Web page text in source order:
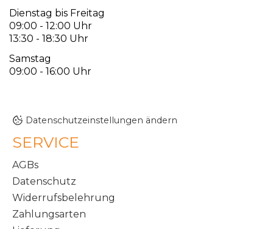
Dienstag bis Freitag
09:00 - 12:00 Uhr
13:30 - 18:30 Uhr
Samstag
09:00 - 16:00 Uhr
Datenschutzeinstellungen ändern
SERVICE
AGBs
Datenschutz
Widerrufsbelehrung
Zahlungsarten